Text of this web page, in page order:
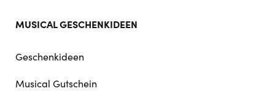
MUSICAL GESCHENKIDEEN
Geschenkideen
Musical Gutschein